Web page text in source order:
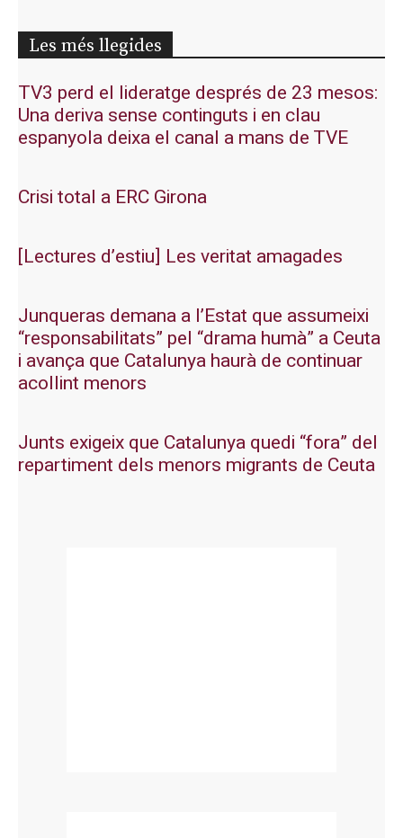
Les més llegides
TV3 perd el lideratge després de 23 mesos:
Una deriva sense continguts i en clau
espanyola deixa el canal a mans de TVE
Crisi total a ERC Girona
[Lectures d’estiu] Les veritat amagades
Junqueras demana a l’Estat que assumeixi
“responsabilitats” pel “drama humà” a Ceuta
i avança que Catalunya haurà de continuar
acollint menors
Junts exigeix que Catalunya quedi “fora” del
repartiment dels menors migrants de Ceuta